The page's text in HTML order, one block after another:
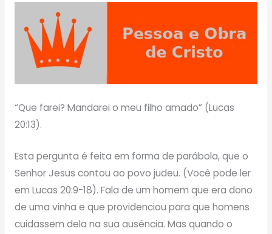
“Que farei? Mandarei o meu filho amado” (Lucas
20:13).
Esta pergunta é feita em forma de parábola, que o
Senhor Jesus contou ao povo judeu. (Você pode ler
em Lucas 20:9-18). Fala de um homem que era dono
de uma vinha e que providenciou para que homens
cuidassem dela na sua ausência. Mas quando o